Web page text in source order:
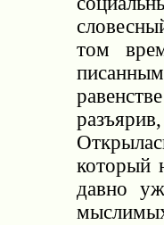
том
который
давно